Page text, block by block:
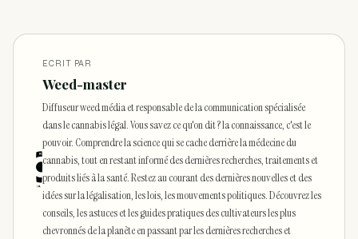
ECRIT PAR
Weed-master
Diffuseur weed média et responsable de la communication spécialisée
dans le cannabis légal. Vous savez ce qu'on dit ? la connaissance, c'est le
pouvoir. Comprendre la science qui se cache derrière la médecine du
cannabis, tout en restant informé des dernières recherches, traitements et
produits liés à la santé. Restez au courant des dernières nouvelles et des
idées sur la légalisation, les lois, les mouvements politiques. Découvrez les
conseils, les astuces et les guides pratiques des cultivateurs les plus
chevronnés de la planète en passant par les dernières recherches et